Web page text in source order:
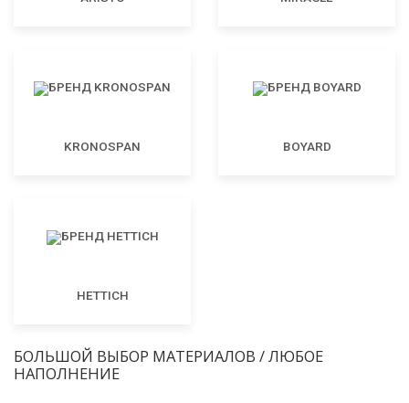
KRONOSPAN BOYARD
HETTICH
БОЛЬШОЙ ВЫБОР МАТЕРИАЛОВ / ЛЮБОЕ
НАПОЛНЕНИЕ